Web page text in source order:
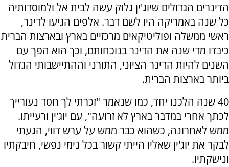
הדינרים הגדולים שיוג'ין גלוק עשה לבית אל ולמוסדותיה
כל שנה באמריקה היו לשם דבר. אלפים הגיעו לדינר,
ראשי ממשלה ופוליטיקאים מרכזיים בארץ ובארצות הברית
כיבדו מדי שנה את הדינר בנוכחותם, וכך הוא הפך עם
השנים להיות הדינר הציוני, התורני וההתיישבותי הגדול
ביותר בארצות הברית.
40 שנה הלכנו יחד, כמו שנאמר "זכרתי לך חסד נעורייך
לכתך אחרי במדבר בארץ לא זרועה", עם יוג'ין ורעייתו.
ממש לאחרונה, כשהוא כבר ממש על ערש דווי, הגעתי
לבקר את יוג'ין שאליו הייתי קשור בכל נימי נפשי, חיבקתיו
ונישקתיו.